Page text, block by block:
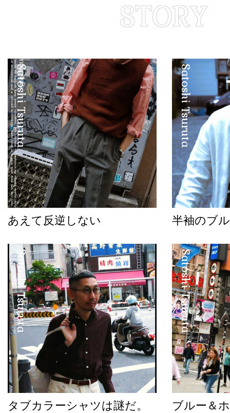
Satoshi Tsuruta
あえて反逆しない
Satoshi Tsuruta
半袖のブ
Satoshi Tsuruta
タブカラーシャツは謎だ。
Satoshi Tsuruta
ブルー＆